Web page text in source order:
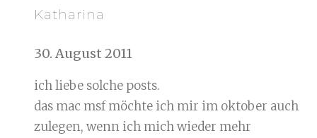
Katharina
30. August 2011
ich liebe solche posts.
das mac msf möchte ich mir im oktober auch
zulegen, wenn ich mich wieder mehr